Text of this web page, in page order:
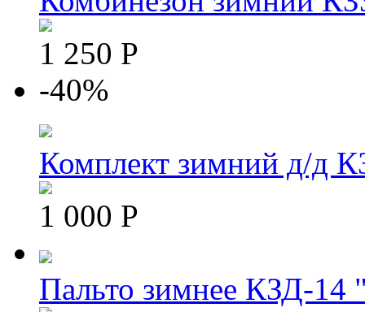
1 250 Р
-40%
Комплект зимний д/д
1 000 Р
Пальто зимнее КЗД-14